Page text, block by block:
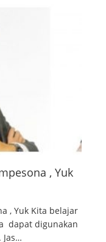
, Yuk
, Yuk Kita belajar
dapat digunakan